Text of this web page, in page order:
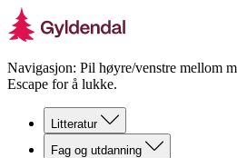
Navigasjon: Pil høyre/venstre mellom
Escape for å lukke.
Litteratur
Fag og utdanning